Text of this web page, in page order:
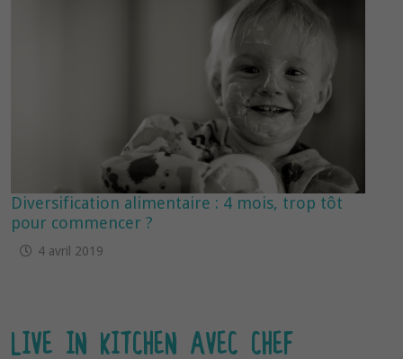
Diversification alimentaire : 4 mois, trop tôt
pour commencer ?
4 avril 2019
LIVE IN KITCHEN AVEC CHEF